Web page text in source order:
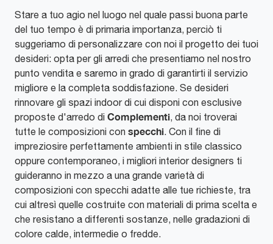
Stare a tuo agio nel luogo nel quale passi buona parte
del tuo tempo è di primaria importanza, perciò ti
suggeriamo di personalizzare con noi il progetto dei tuoi
desideri: opta per gli arredi che presentiamo nel nostro
punto vendita e saremo in grado di garantirti il servizio
migliore e la completa soddisfazione. Se desideri
rinnovare gli spazi indoor di cui disponi con esclusive
proposte d'arredo di Complementi , da noi troverai
tutte le composizioni con specchi . Con il fine di
impreziosire perfettamente ambienti in stile classico
oppure contemporaneo, i migliori interior designers ti
guideranno in mezzo a una grande varietà di
composizioni con specchi adatte alle tue richieste, tra
cui altresì quelle costruite con materiali di prima scelta e
che resistano a differenti sostanze, nelle gradazioni di
colore calde, intermedie o fredde.